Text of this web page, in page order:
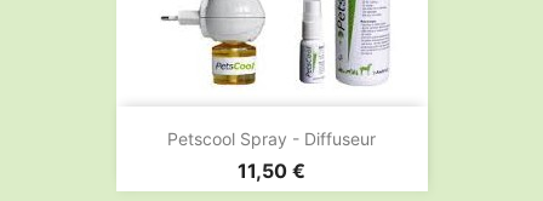
Petscool Spray - Diffuseur
Prix
11,50 €